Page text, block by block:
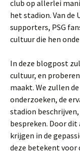
club op allerlei
het stadion. Van de
supporters, PSG
cultuur die hen
In deze blogpost
cultuur, en
maakt. We zullen
onderzoeken, de
stadion beschrijven,
bespreken. Door
krijgen in de
deze betekent voor